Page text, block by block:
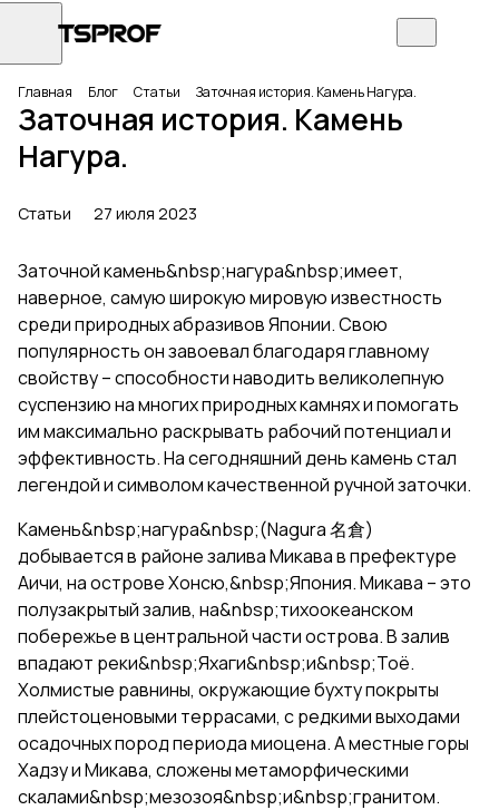
Главная Блог Статьи Заточная история. Камень Нагура.
Заточная история. Камень
Нагура.
Статьи 27 июля 2023
Заточной камень&nbsp;нагура&nbsp;имеет,
наверное, самую широкую мировую известность
среди природных абразивов Японии. Свою
популярность он завоевал благодаря главному
свойству – способности наводить великолепную
суспензию на многих природных камнях и помогать
им максимально раскрывать рабочий потенциал и
эффективность. На сегодняшний день камень стал
легендой и символом качественной ручной заточки.
Камень&nbsp;нагура&nbsp;(Nagura 名倉)
добывается в районе залива Микава в префектуре
Аичи, на острове Хонсю,&nbsp;Япония. Микава – это
полузакрытый залив, на&nbsp;тихоокеанском
побережье в центральной части острова. В залив
впадают реки&nbsp;Яхаги&nbsp;и&nbsp;Тоё.
Холмистые равнины, окружающие бухту покрыты
плейстоценовыми террасами, с редкими выходами
осадочных пород периода миоцена. А местные горы
Хадзу и Микава, сложены метаморфическими
скалами&nbsp;мезозоя&nbsp;и&nbsp;гранитом.